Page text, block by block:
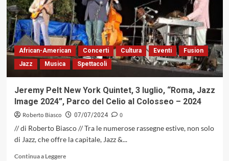
86
anni.
Lo
ricordiamo
con
il
suo
For
The
New
del
1966
African-American Concerti Cultura Eventi
Fusion
Jazz
Musica Spettacoli
Jeremy Pelt New York Quintet, 3 luglio, “Roma, Jazz
Image 2024”, Parco del Celio al Colosseo – 2024
Roberto Biasco 07/07/2024
0
// di Roberto Biasco // Tra le numerose rassegne estive, non solo
di Jazz, che offre la capitale, Jazz &...
Continua a LeggereLeggi